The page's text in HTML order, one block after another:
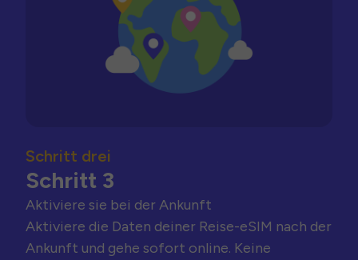
Schritt drei
Schritt 3
Aktiviere sie bei der Ankunft
Aktiviere die Daten deiner Reise-eSIM nach der
Ankunft und gehe sofort online. Keine